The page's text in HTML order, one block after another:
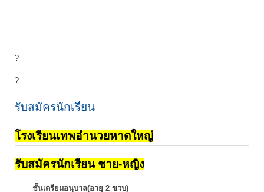
?
?
รับสมัครนักเรียน
โรงเรียนเทพอำนวยหาดใหญ่
รับสมัครนักเรียน ชาย-หญิง
ชั้นเตรียมอนุบาล(อายุ 2 ขวบ)